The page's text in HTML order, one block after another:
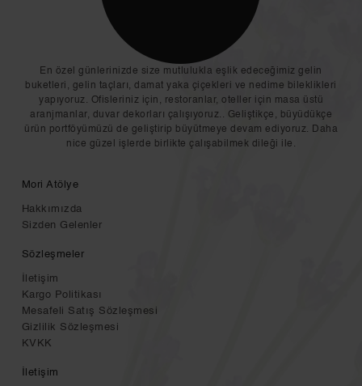
En özel günlerinizde size mutlulukla eşlik edeceğimiz gelin
buketleri, gelin taçları, damat yaka çiçekleri ve nedime bileklikleri
yapıyoruz. Ofisleriniz için, restoranlar, oteller için masa üstü
aranjmanlar, duvar dekorları çalışıyoruz.. Geliştikçe, büyüdükçe
ürün portföyümüzü de geliştirip büyütmeye devam ediyoruz. Daha
nice güzel işlerde birlikte çalışabilmek dileği ile.
Mori Atölye
Hakkımızda
Sizden Gelenler
Sözleşmeler
İletişim
Kargo Politikası
Mesafeli Satış Sözleşmesi
Gizlilik Sözleşmesi
KVKK
İletişim